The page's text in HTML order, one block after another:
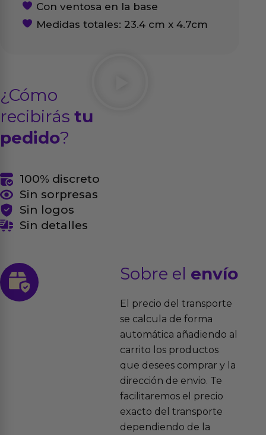
Con ventosa en la base
Medidas totales: 23.4 cm x 4.7cm
¿Cómo
recibirás tu
pedido?
100% discreto
Sin sorpresas
Sin logos
Sin detalles
Sobre el envío
El precio del transporte
se calcula de forma
automática añadiendo al
carrito los productos
que desees comprar y la
dirección de envio. Te
facilitaremos el precio
exacto del transporte
dependiendo de la